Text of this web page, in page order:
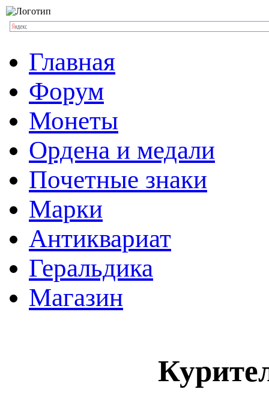
Главная
Форум
Монеты
Ордена и медали
Почетные знаки
Марки
Антиквариат
Геральдика
Магазин